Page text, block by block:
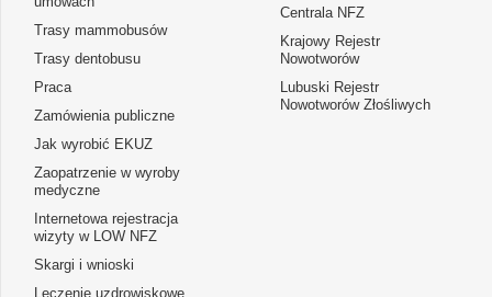
Trasy mammobusów
Trasy dentobusu
Praca
Zamówienia publiczne
Jak wyrobić EKUZ
Zaopatrzenie w wyroby
medyczne
Internetowa rejestracja
wizyty w LOW NFZ
Skargi i wnioski
Leczenie uzdrowiskowe
Centrala NFZ
Krajowy Rejestr
Nowotworów
Lubuski Rejestr
Nowotworów Złośliwych